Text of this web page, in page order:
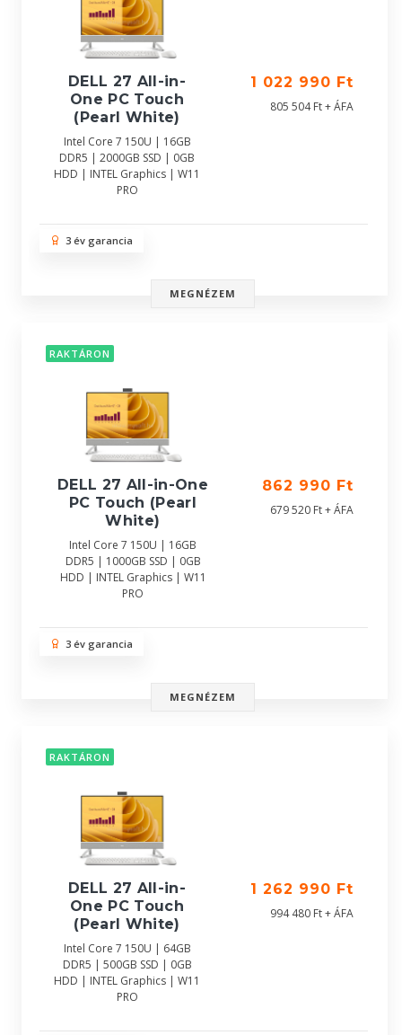
DELL 27 All-in-
One PC Touch
(Pearl White)
Intel Core 7 150U | 16GB
DDR5 | 2000GB SSD | 0GB
HDD | INTEL Graphics | W11
PRO
1 022 990 Ft
805 504 Ft + ÁFA
3 év garancia
MEGNÉZEM
RAKTÁRON
DELL 27 All-in-One
PC Touch (Pearl
White)
Intel Core 7 150U | 16GB
DDR5 | 1000GB SSD | 0GB
HDD | INTEL Graphics | W11
PRO
862 990 Ft
679 520 Ft + ÁFA
3 év garancia
MEGNÉZEM
RAKTÁRON
DELL 27 All-in-
One PC Touch
(Pearl White)
Intel Core 7 150U | 64GB
DDR5 | 500GB SSD | 0GB
HDD | INTEL Graphics | W11
PRO
1 262 990 Ft
994 480 Ft + ÁFA